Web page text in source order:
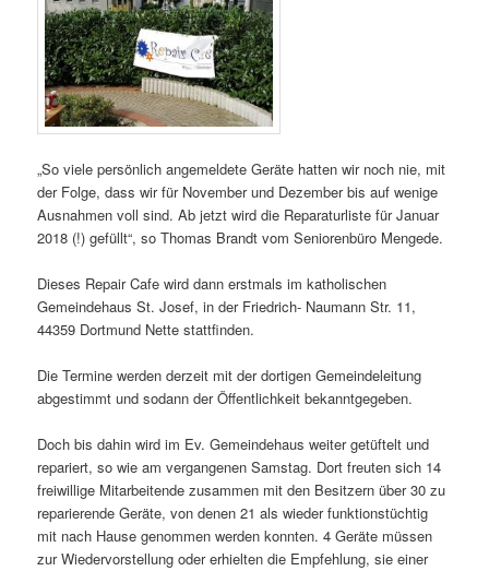
„So viele persönlich angemeldete Geräte hatten wir noch nie, mit
der Folge, dass wir für November und Dezember bis auf wenige
Ausnahmen voll sind. Ab jetzt wird die Reparaturliste für Januar
2018 (!) gefüllt“, so Thomas Brandt vom Seniorenbüro Mengede.
Dieses Repair Cafe wird dann erstmals im katholischen
Gemeindehaus St. Josef, in der Friedrich- Naumann Str. 11,
44359 Dortmund Nette stattfinden.
Die Termine werden derzeit mit der dortigen Gemeindeleitung
abgestimmt und sodann der Öffentlichkeit bekanntgegeben.
Doch bis dahin wird im Ev. Gemeindehaus weiter getüftelt und
repariert, so wie am vergangenen Samstag. Dort freuten sich 14
freiwillige Mitarbeitende zusammen mit den Besitzern über 30 zu
reparierende Geräte, von denen 21 als wieder funktionstüchtig
mit nach Hause genommen werden konnten. 4 Geräte müssen
zur Wiedervorstellung oder erhielten die Empfehlung, sie einer